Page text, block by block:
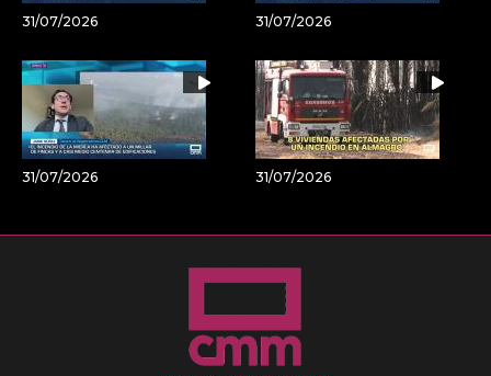
31/07/2026 31/07/2026
31/07/2026 31/07/2026